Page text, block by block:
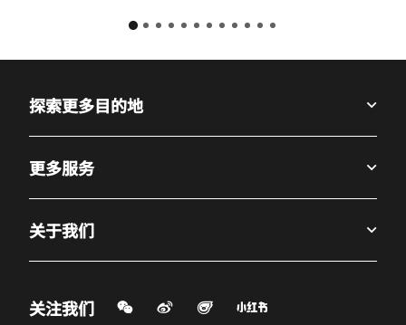
探索更多目的地
更多服务
关于我们
关注我们 微信扫一扫
微博
打开新窗口
飞猪
打开新窗口打开新窗口